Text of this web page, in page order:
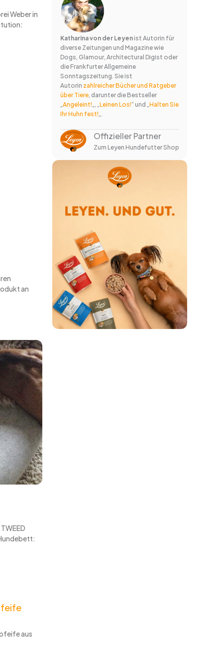
Weber in
an
aus
Katharina von der Leyen ist Autorin für
diverse Zeitungen und Magazine wie
Dogs, Glamour, Architectural Digist oder
die Frankfurter Allgemeine
Sonntagszeitung. Sie ist
Autorin zahlreicher Bücher und Ratgeber
über Tiere , darunter die Bestseller
„Angeleint! „, „Leinen Los!“ und „Halten Sie
Ihr Huhn fest!
Offizieller Partner
Zum Leyen Hundefutter Shop